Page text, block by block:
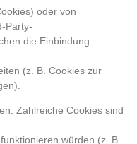
oder von
Party-
die Einbindung
(z. B. Cookies zur
Zahlreiche Cookies sind
würden (z. B.